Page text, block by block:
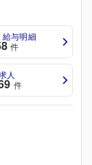
給与明細
件
人
件